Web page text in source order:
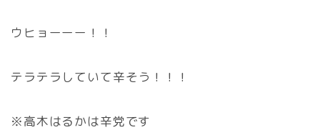
ウヒョーーー！！
テラテラしていて辛そう！！！
※高木はるかは辛党です